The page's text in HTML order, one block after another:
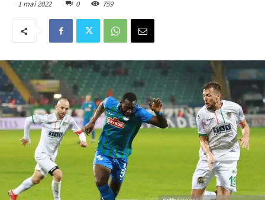
1 mai 2022 0 759